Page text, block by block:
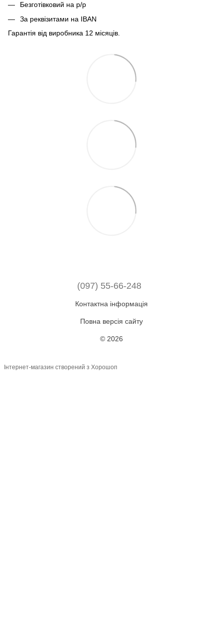
Безготівковий на р/р
За реквізитами на IBAN
Гарантія від виробника 12 місяців.
(097) 55-66-248
Контактна інформація
Повна версія сайту
© 2026
Інтернет-магазин створений з Хорошоп